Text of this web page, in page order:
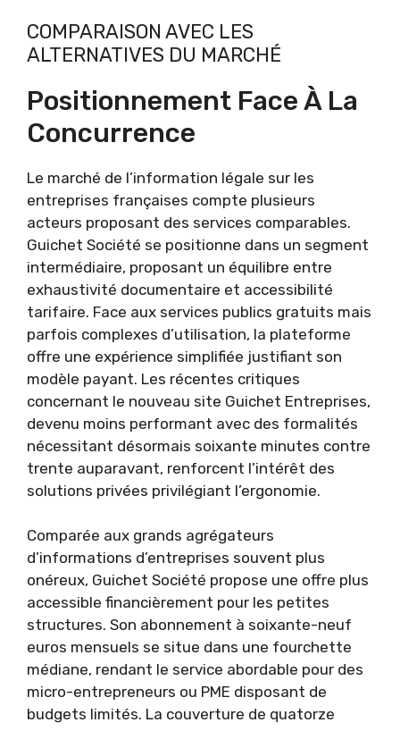
COMPARAISON AVEC LES
ALTERNATIVES DU MARCHÉ
Positionnement Face À La
Concurrence
Le marché de l’information légale sur les
entreprises françaises compte plusieurs
acteurs proposant des services comparables.
Guichet Société se positionne dans un segment
intermédiaire, proposant un équilibre entre
exhaustivité documentaire et accessibilité
tarifaire. Face aux services publics gratuits mais
parfois complexes d’utilisation, la plateforme
offre une expérience simplifiée justifiant son
modèle payant. Les récentes critiques
concernant le nouveau site Guichet Entreprises,
devenu moins performant avec des formalités
nécessitant désormais soixante minutes contre
trente auparavant, renforcent l’intérêt des
solutions privées privilégiant l’ergonomie.
Comparée aux grands agrégateurs
d’informations d’entreprises souvent plus
onéreux, Guichet Société propose une offre plus
accessible financièrement pour les petites
structures. Son abonnement à soixante-neuf
euros mensuels se situe dans une fourchette
médiane, rendant le service abordable pour des
micro-entrepreneurs ou PME disposant de
budgets limités. La couverture de quatorze